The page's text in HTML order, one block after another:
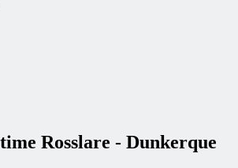
Rosslare - Dunkerque